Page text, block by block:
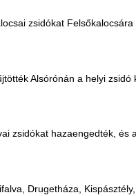
zsidókat
Alsórónán a helyi
zsidókat hazaengedték, és
Drugetháza,